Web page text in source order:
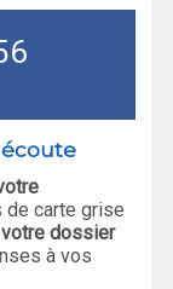
carte grise
dossier
à vos